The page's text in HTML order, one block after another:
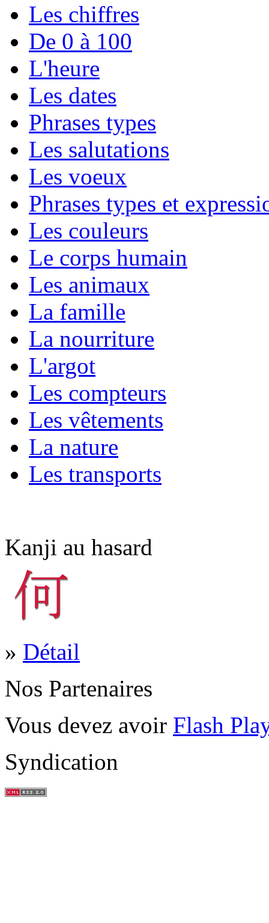
Les chiffres
De 0 à 100
L'heure
Les dates
Phrases types
Les salutations
Les voeux
Phrases types et
Les couleurs
Le corps humain
Les animaux
La famille
La nourriture
L'argot
Les compteurs
Les vêtements
La nature
Les transports
Kanji au hasard
» Détail
Nos Partenaires
Vous devez avoir Flash
Syndication